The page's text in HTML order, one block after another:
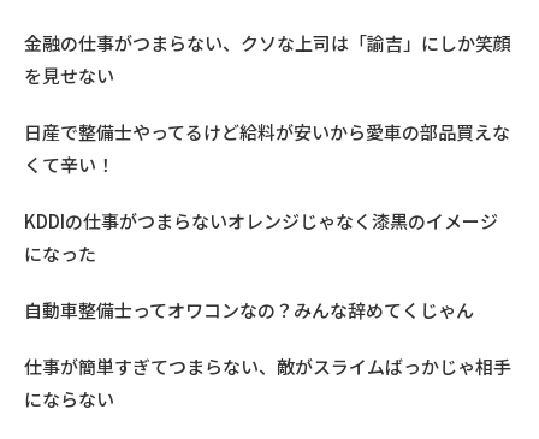
金融の仕事がつまらない、クソな上司は「諭吉」にしか笑顔
を見せない
日産で整備士やってるけど給料が安いから愛車の部品買えな
くて辛い！
KDDIの仕事がつまらないオレンジじゃなく漆黒のイメージ
になった
自動車整備士ってオワコンなの？みんな辞めてくじゃん
仕事が簡単すぎてつまらない、敵がスライムばっかじゃ相手
にならない